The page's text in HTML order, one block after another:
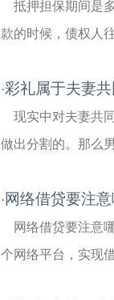
抵押担保期间是
款的时候，债权人
·彩礼属于夫妻
现实中对夫妻共
做出分割的。那么
· 网络借贷要注
网络借贷要注意
个网络平台，实现